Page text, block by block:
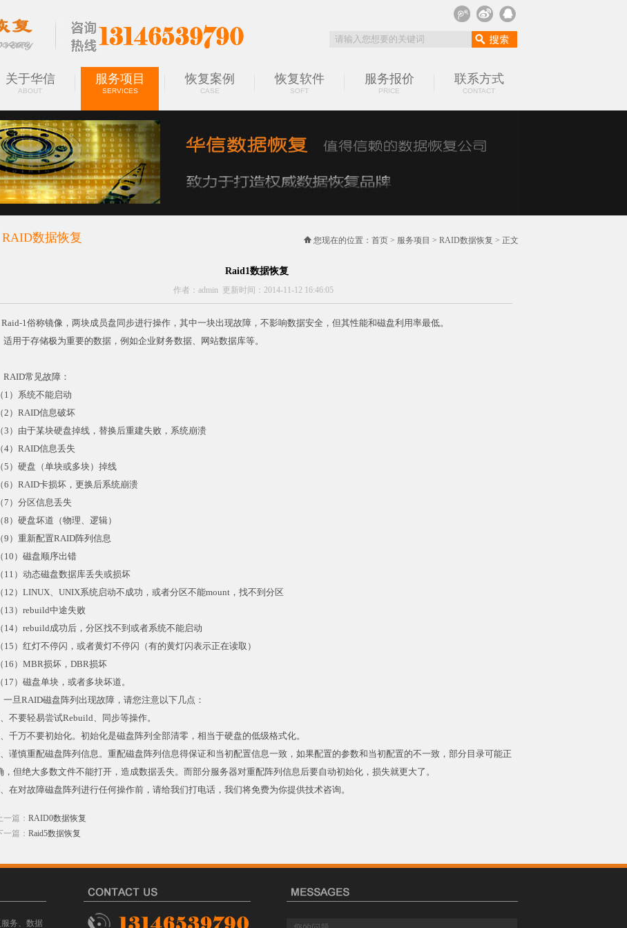
关于华信
ABOUT
服务项目
SERVICES
恢复案例
CASE
恢复软件
SOFT
服务报价
PRICE
联系方式
CONTACT
RAID数据恢复
您现在的位置： 首页> 服务项目 > RAID数据恢复 > 正文
Raid1数据恢复
作者：admin 更新时间：2014-11-12 16:46:05
Raid-1俗称镜像，两块成员盘同步进行操作，其中一块出现故障，不影响数据安全，但其性能和磁盘利用率最低。
适用于存储极为重要的数据，例如企业财务数据、网站数据库等。
RAID常见故障：
（1）系统不能启动
（2）RAID信息破坏
（3）由于某块硬盘掉线，替换后重建失败，系统崩溃
（4）RAID信息丢失
（5）硬盘（单块或多块）掉线
（6）RAID卡损坏，更换后系统崩溃
（7）分区信息丢失
（8）硬盘坏道（物理、逻辑）
（9）重新配置RAID阵列信息
（10）磁盘顺序出错
（11）动态磁盘数据库丢失或损坏
（12）LINUX、UNIX系统启动不成功，或者分区不能mount，找不到分区
（13）rebuild中途失败
（14）rebuild成功后，分区找不到或者系统不能启动
（15）红灯不停闪，或者黄灯不停闪（有的黄灯闪表示正在读取）
（16）MBR损坏，DBR损坏
（17）磁盘单块，或者多块坏道。
一旦RAID磁盘阵列出现故障，请您注意以下几点：
不要轻易尝试Rebuild、同步等操作。
千万不要初始化。初始化是磁盘阵列全部清零，相当于硬盘的低级格式化。
谨慎重配磁盘阵列信息。重配磁盘阵列信息得保证和当初配置信息一致，如果配置的参数和当初配置的不一致，部分目录可能正
，但绝大多数文件不能打开，造成数据丢失。而部分服务器对重配阵列信息后要自动初始化，损失就更大了。
在对故障磁盘阵列进行任何操作前，请给我们打电话，我们将免费为你提供技术咨询。
上一篇： RAID0数据恢复
一篇： Raid5数据恢复
务、数据